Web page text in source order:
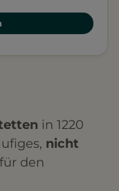
in 1220
nicht
den